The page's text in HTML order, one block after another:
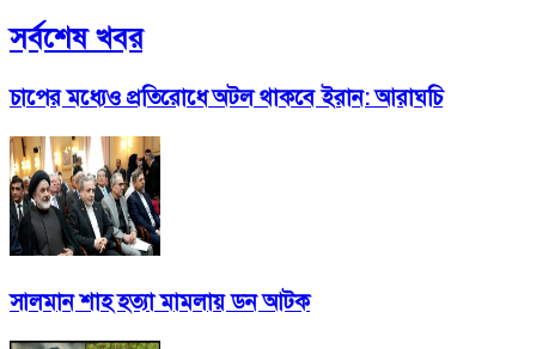
সর্বশেষ খবর
চাপের মধ্যেও প্রতিরোধে অটল থাকবে ইরান: আরাঘচি
সালমান শাহ হত্যা মামলায় ডন আটক